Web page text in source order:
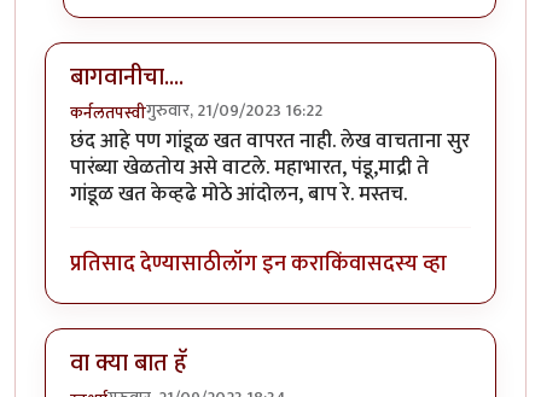
बागवानीचा....
कर्नलतपस्वीगुरुवार, 21/09/2023 16:22
छंद आहे पण गांडूळ खत वापरत नाही. लेख वाचताना सुर
पारंब्या खेळतोय असे वाटले. महाभारत, पंडू,माद्री ते
गांडूळ खत केव्हढे मोठे आंदोलन, बाप रे. मस्तच.
प्रतिसाद देण्यासाठीलॉग इन कराकिंवासदस्य व्हा
वा क्या बात हॅ